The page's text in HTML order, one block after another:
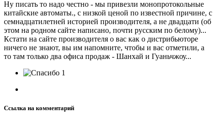
Ну писать то надо честно - мы привезли монопротокольные
китайские автоматы., с низкой ценой по известной причине, с
семнадцатилетней историей производителя, а не двадцати (об
этом на родном сайте написано, почти русским по белому)...
Кстати на сайте производителя о вас как о дистрибьюторе
ничего не знают, вы им напомните, чтобы и вас отметили, а
то там только два офиса продаж - Шанхай и Гуаньчжоу...
1
Ссылка на комментарий